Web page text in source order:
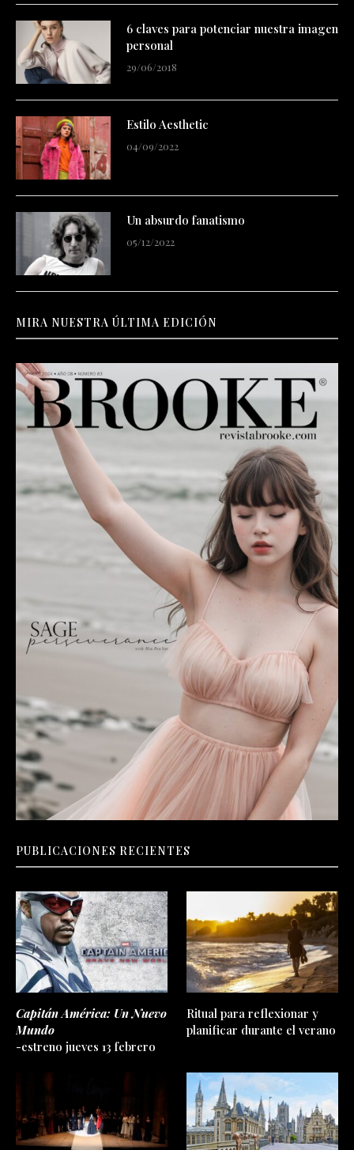
6 claves para potenciar nuestra imagen
personal
29/06/2018
Estilo Aesthetic
04/09/2022
Un absurdo fanatismo
05/12/2022
MIRA NUESTRA ÚLTIMA EDICIÓN
PUBLICACIONES RECIENTES
Capitán América: Un Nuevo
Mundo
-estreno jueves 13 febrero
Ritual para reflexionar y
planificar durante el verano